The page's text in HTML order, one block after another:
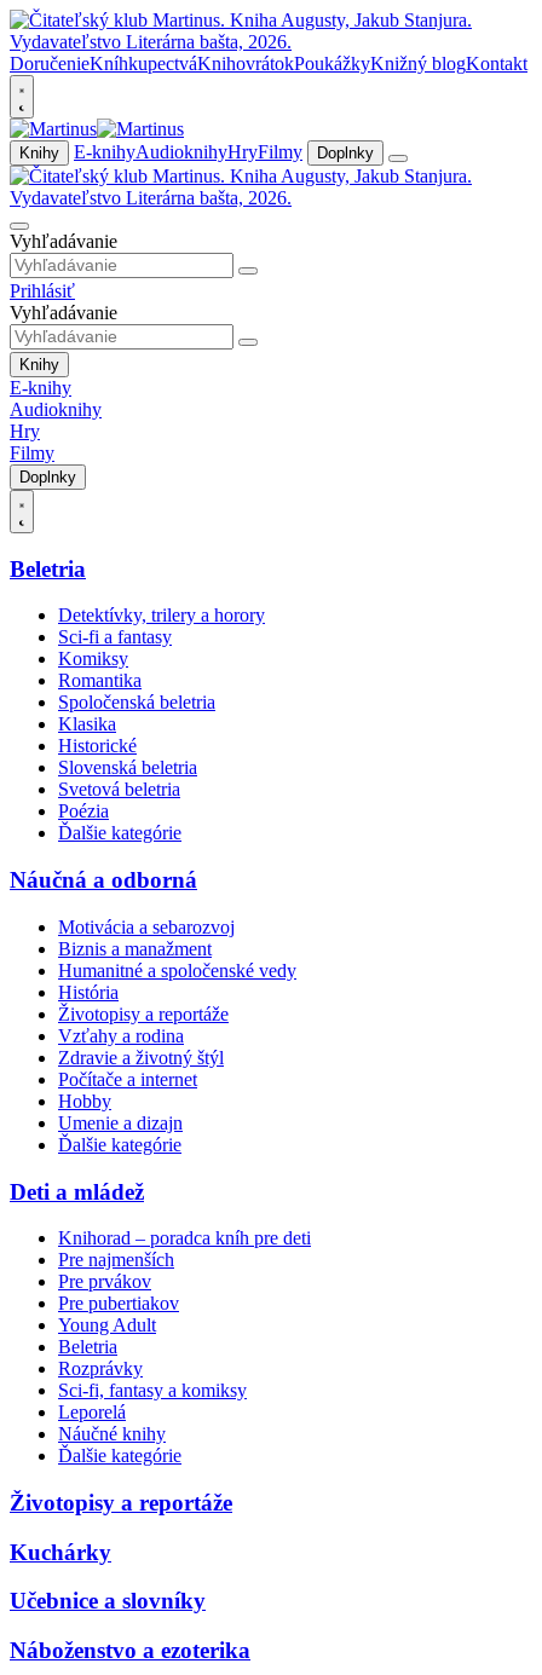
DoručenieKníhkupectváKnihovrátokPoukážkyKnižný blogKontakt
Knihy E-knihyAudioknihyHryFilmy Doplnky
Vyhľadávanie
Prihlásiť
Vyhľadávanie
Knihy
E-knihy
Audioknihy
Hry
Filmy
Doplnky
Beletria
Detektívky, trilery a horory
Sci-fi a fantasy
Komiksy
Romantika
Spoločenská beletria
Klasika
Historické
Slovenská beletria
Svetová beletria
Poézia
Ďalšie kategórie
Náučná a odborná
Motivácia a sebarozvoj
Biznis a manažment
Humanitné a spoločenské vedy
História
Životopisy a reportáže
Vzťahy a rodina
Zdravie a životný štýl
Počítače a internet
Hobby
Umenie a dizajn
Ďalšie kategórie
Deti a mládež
Knihorad – poradca kníh pre deti
Pre najmenších
Pre prvákov
Pre pubertiakov
Young Adult
Beletria
Rozprávky
Sci-fi, fantasy a komiksy
Leporelá
Náučné knihy
Ďalšie kategórie
Životopisy a reportáže
Kuchárky
Učebnice a slovníky
Náboženstvo a ezoterika